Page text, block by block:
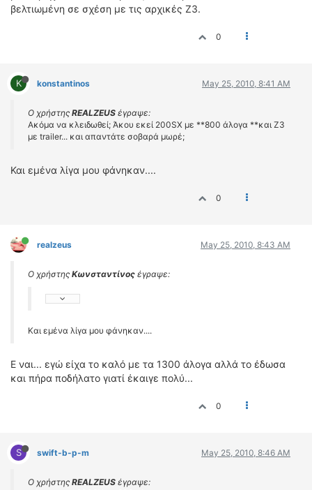
βελτιωμένη σε σχέση με τις αρχικές Ζ3.
0
K konstantinos May 25, 2010, 8:41 AM
Ο χρήστης REALZEUS έγραψε:
Ακόμα να κλειδωθεί; Άκου εκεί 200SX με **800 άλογα **και Ζ3
με trailer... και απαντάτε σοβαρά μωρέ;
Και εμένα λίγα μου φάνηκαν....
0
realzeus May 25, 2010, 8:43 AM
Ο χρήστης Kωνσταντίνος έγραψε:
Και εμένα λίγα μου φάνηκαν....
Ε ναι... εγώ είχα το καλό με τα 1300 άλογα αλλά το έδωσα
και πήρα ποδήλατο γιατί έκαιγε πολύ...
0
S swift-b-p-m May 25, 2010, 8:46 AM
Ο χρήστης REALZEUS έγραψε: